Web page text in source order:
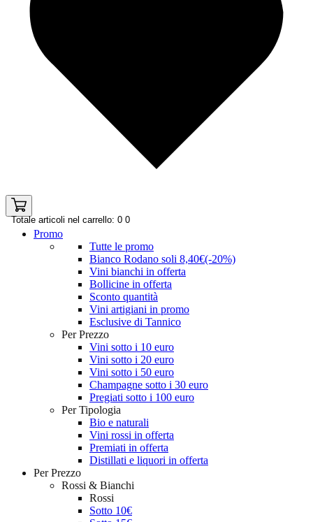
Totale articoli nel carrello: 0 0
Promo
Tutte le promo
Bianco Rodano soli 8,40€(-20%)
Vini bianchi in offerta
Bollicine in offerta
Sconto quantità
Vini artigiani in promo
Esclusive di Tannico
Per Prezzo
Vini sotto i 10 euro
Vini sotto i 20 euro
Vini sotto i 50 euro
Champagne sotto i 30 euro
Pregiati sotto i 100 euro
Per Tipologia
Bio e naturali
Vini rossi in offerta
Premiati in offerta
Distillati e liquori in offerta
Per Prezzo
Rossi & Bianchi
Rossi
Sotto 10€